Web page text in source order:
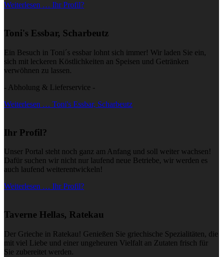
Weiterlesen … Ihr Profil?
Toni's Essbar, Scharbeutz
Ein Besuch in Toni´s essbar lohnt sich immer! Wir laden Sie ein,
sich mit leckeren Köstlichkeiten an Speisen und Getränken
verwöhnen zu lassen.
- Abholung & Lieferservice -
Weiterlesen … Toni's Essbar, Scharbeutz
Ihr Profil?
Unser Portal steht noch ganz am Anfang und soll weiter wachsen!
Dafür suchen wir nicht nur laufend neue Betriebe, wir werden es
auch laufend weiterentwickeln!
Weiterlesen … Ihr Profil?
Taverne Hellas, Ratekau
Der Grieche in Ratekau! Genießen Sie griechische Spezialitäten, die
mit viel Liebe und einer ungeheuren Vielfalt an Zutaten frisch für
Sie zubereitet werden.